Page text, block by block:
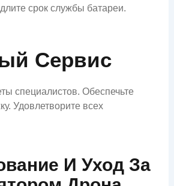
срок службы батареи.
Сервис
специалистов. Обеспечьте
Удовлетворите всех
И Уход За